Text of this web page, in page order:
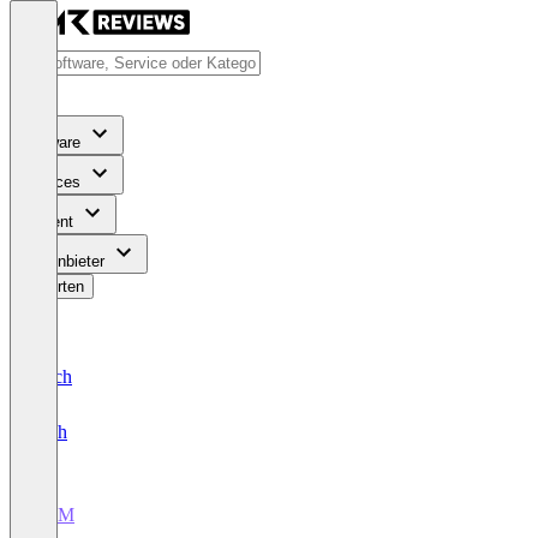
Software
Services
Content
Für Anbieter
Bewerten
Deutsch
English
CRM